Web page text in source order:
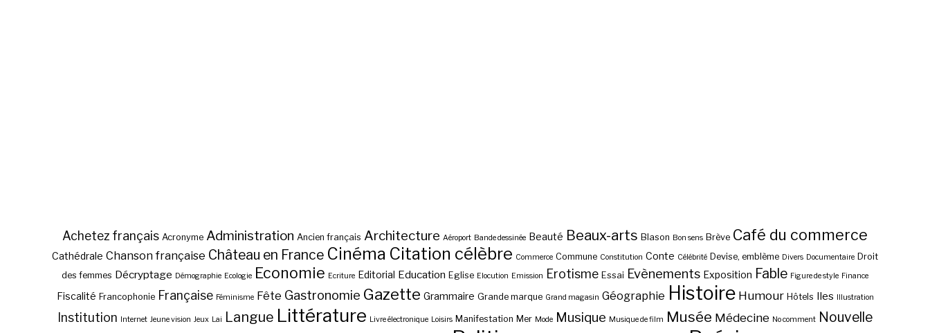
Achetez français Acronyme Administration Ancien français Architecture Aéroport Bande dessinée Beauté Beaux-arts Blason Bon sens Brève Café du commerce
Cathédrale Chanson française Château en France Cinéma Citation célèbre Commerce Commune Constitution Conte Célébrité Devise, emblème Divers Documentaire Droit
des femmes Décryptage Démographie Ecologie Economie Ecriture Editorial Education Eglise Elocution Emission Erotisme Essai Evènements Exposition Fable Figure de style Finance
Fiscalité Francophonie Française Féminisme Fête Gastronomie Gazette Grammaire Grande marque Grand magasin Géographie Histoire Humour Hôtels Iles Illustration
Institution Internet Jeune vision Jeux Lai Langue Littérature Livre électronique Loisirs Manifestation Mer Mode Musique Musique de film Musée Médecine No comment Nouvelle